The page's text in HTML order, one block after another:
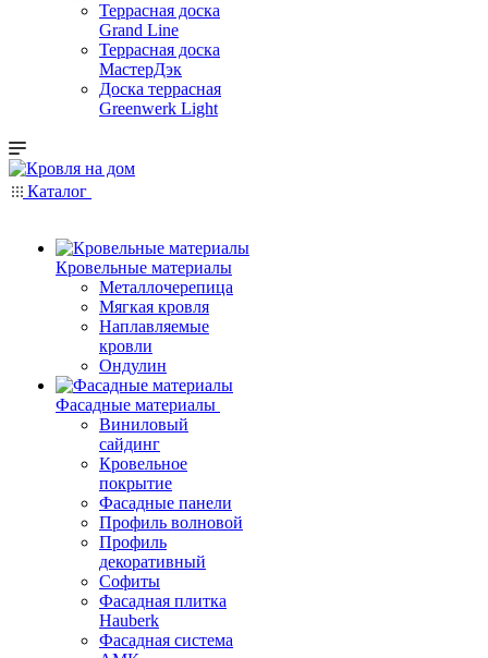
Террасная доска
Grand Line
Террасная доска
МастерДэк
Доска террасная
Greenwerk Light
Каталог
Кровельные материалы
Металлочерепица
Мягкая кровля
Наплавляемые
кровли
Ондулин
Фасадные материалы
Виниловый
сайдинг
Кровельное
покрытие
Фасадные панели
Профиль волновой
Профиль
декоративный
Софиты
Фасадная плитка
Hauberk
Фасадная система